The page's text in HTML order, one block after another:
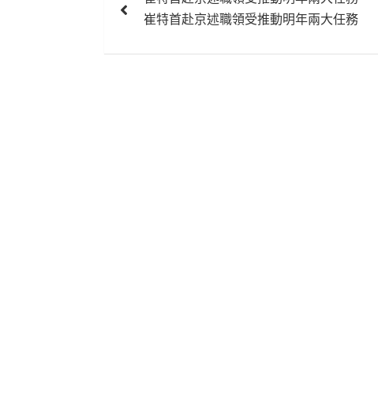
章
崔特首赴京述職領受推動明年兩大任務